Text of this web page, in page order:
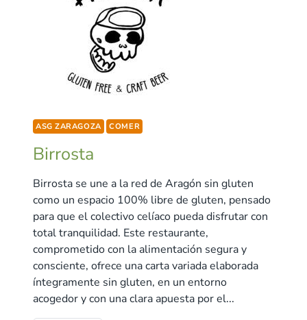
ASG ZARAGOZA COMER
Birrosta
Birrosta se une a la red de Aragón sin gluten
como un espacio 100% libre de gluten, pensado
para que el colectivo celíaco pueda disfrutar con
total tranquilidad. Este restaurante,
comprometido con la alimentación segura y
consciente, ofrece una carta variada elaborada
íntegramente sin gluten, en un entorno
acogedor y con una clara apuesta por el...